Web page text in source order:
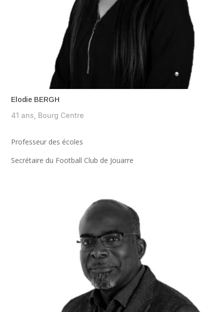
Elodie BERGH
41 ans, Bourg Centre
Professeur des écoles
Secrétaire du Football Club de Jouarre